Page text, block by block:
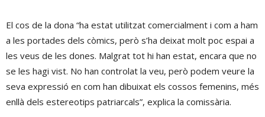
El cos de la dona “ha estat utilitzat comercialment i com a ham
a les portades dels còmics, però s’ha deixat molt poc espai a
les veus de les dones. Malgrat tot hi han estat, encara que no
se les hagi vist. No han controlat la veu, però podem veure la
seva expressió en com han dibuixat els cossos femenins, més
enllà dels estereotips patriarcals”, explica la comissària.